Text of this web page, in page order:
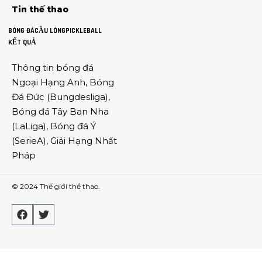
Tin thế thao
BÓNG ĐÁCẦU LÔNGPICKLEBALL
KẾT QUẢ
Thông tin bóng đá
Ngoại Hạng Anh, Bóng
Đá Đức (Bungdesliga),
Bóng đá Tây Ban Nha
(LaLiga), Bóng đá Ý
(SerieA), Giải Hạng Nhất
Pháp
© 2024 Thế giới thể thao.